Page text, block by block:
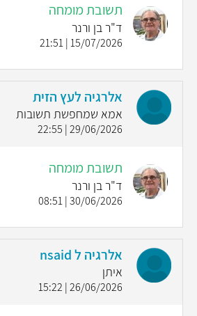
תשובת מומחה
ד"ר בן ורנר
15/07/2026 | 21:51
אלרגיה לעץ הזית
אמא שמחפשת תשובות
29/06/2026 | 22:55
תשובת מומחה
ד"ר בן ורנר
30/06/2026 | 08:51
אלרגיה ל nsaid
איתן
26/06/2026 | 15:22